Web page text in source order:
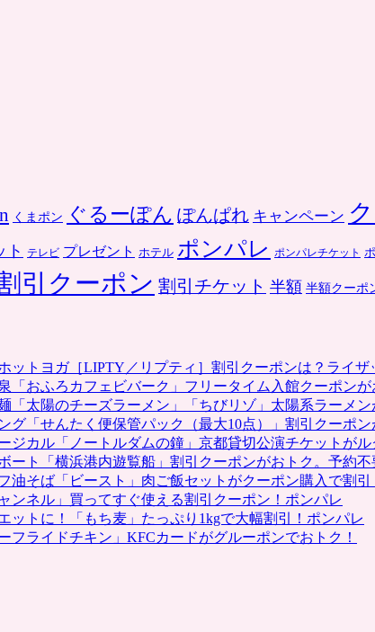
くまポン ぐるーぽん ぽんぱれ キャンペーン
ト テレビ プレゼント ホテル ポンパレ ポンパレチケット
引クーポン 割引チケット 半額 半額クーポ
ットヨガ［LIPTY／リプティ］割引クーポンは？ライ
「おふろカフェビバーク」フリータイム入館クーポン
「太陽のチーズラーメン」「ちびリゾ」太陽系ラーメ
グ「せんたく便保管パック（最大10点）」割引クーポ
ジカル「ノートルダムの鐘」京都貸切公演チケットが
ート「横浜港内遊覧船」割引クーポンがおトク。予約不
油そば「ビースト」肉ご飯セットがクーポン購入で割
ンネル」買ってすぐ使える割引クーポン！ポンパレ
ットに！「もち麦」たっぷり1kgで大幅割引！ポンパレ
フライドチキン」KFCカードがグルーポンでおトク！